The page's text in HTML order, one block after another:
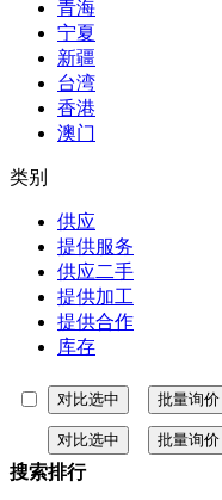
青海
宁夏
新疆
台湾
香港
澳门
类别
供应
提供服务
供应二手
提供加工
提供合作
库存
搜索排行